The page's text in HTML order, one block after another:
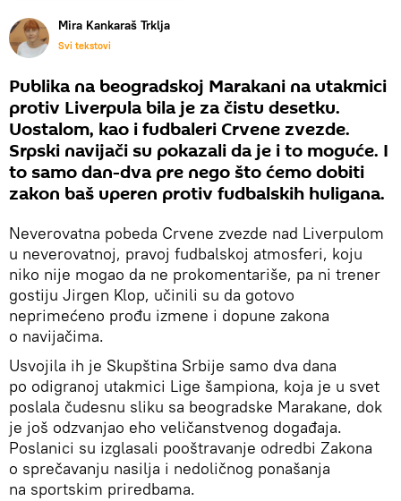
Mira Kankaraš Trklja
Svi tekstovi
Publika na beogradskoj Marakani na utakmici
protiv Liverpula bila je za čistu desetku.
Uostalom, kao i fudbaleri Crvene zvezde.
Srpski navijači su pokazali da je i to moguće. I
to samo dan-dva pre nego što ćemo dobiti
zakon baš uperen protiv fudbalskih huligana.
Neverovatna pobeda Crvene zvezde nad Liverpulom
u neverovatnoj, pravoj fudbalskoj atmosferi, koju
niko nije mogao da ne prokomentariše, pa ni trener
gostiju Jirgen Klop, učinili su da gotovo
neprimećeno prođu izmene i dopune zakona
o navijačima.
Usvojila ih je Skupština Srbije samo dva dana
po odigranoj utakmici Lige šampiona, koja je u svet
poslala čudesnu sliku sa beogradske Marakane, dok
je još odzvanjao eho veličanstvenog događaja.
Poslanici su izglasali pooštravanje odredbi Zakona
o sprečavanju nasilja i nedoličnog ponašanja
na sportskim priredbama.